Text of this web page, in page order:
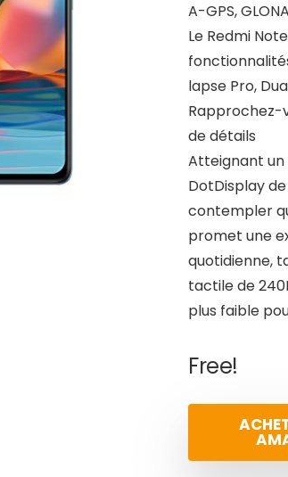
A-GPS,
Le Redmi
lapse Pro,
Rapprochez-
de détails
Atteignant un
DotDisplay
contempler
promet une
quotidienne,
tactile de
plus faible
Free!